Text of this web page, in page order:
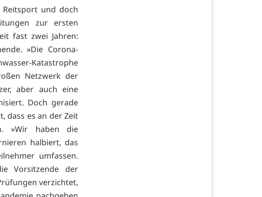
und doch
zur ersten
fast zwei Jahren:
»Die Corona-
Katastrophe
Netzwerk der
aber auch eine
Doch gerade
dass es an der Zeit
»Wir haben die
halbiert, das
umfassen.
Vorsitzende der
verzichtet,